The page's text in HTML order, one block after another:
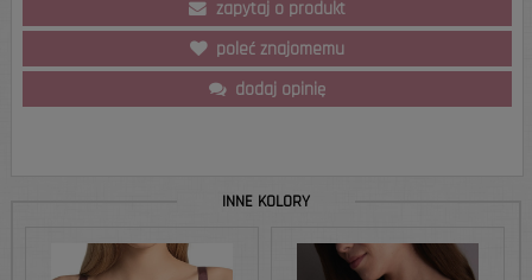
zapytaj o produkt
poleć znajomemu
dodaj opinię
INNE KOLORY